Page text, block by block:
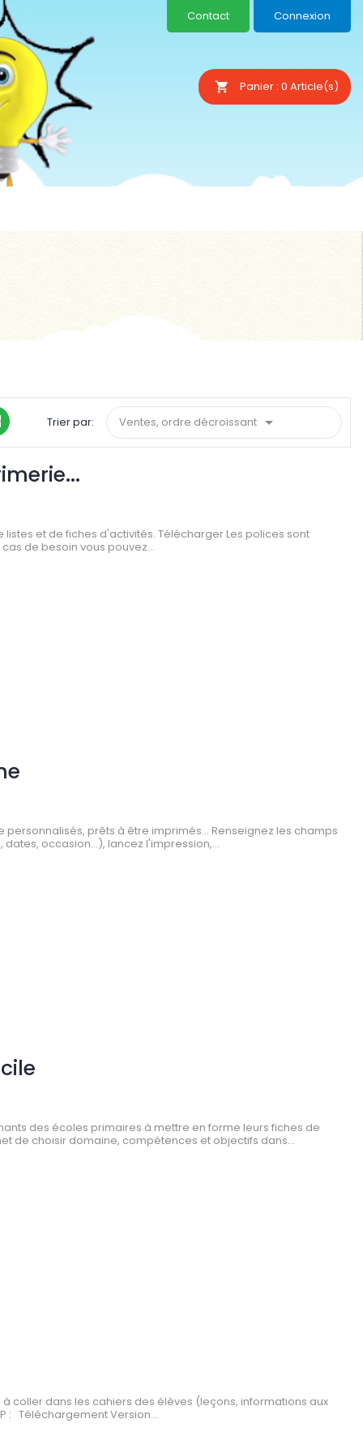
Connexion
Contact
shopping_cart Panier : 0 Article(s)
Trier par: Ventes, ordre décroissant 
listes et de fiches d'activités. Télécharger Les polices sont
de besoin vous pouvez...
prêts à être imprimés... Renseignez les champs
occasion...), lancez l'impression,...
des écoles primaires à mettre en forme leurs fiches de
de choisir domaine, compétences et objectifs dans...
coller dans les cahiers des élèves (leçons, informations aux
: Téléchargement Version...